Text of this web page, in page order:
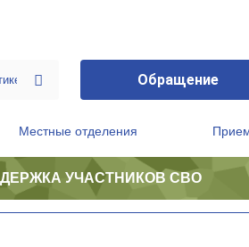
Обращение
Местные отделения
УЧАСТНИКОВ СВО